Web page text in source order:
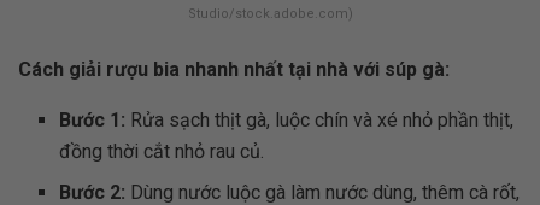
Studio/stock.adobe.com)
Cách giải rượu bia nhanh nhất tại nhà với súp gà:
Bước 1: Rửa sạch thịt gà, luộc chín và xé nhỏ phần thịt,
đồng thời cắt nhỏ rau củ.
Bước 2: Dùng nước luộc gà làm nước dùng, thêm cà rốt,